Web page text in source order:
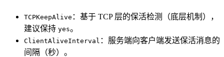
TCPKeepAlive ：基于 TCP 层的保活检测（底层机制），
建议保持 yes。
ClientAliveInterval ：服务端向客户端发送保活消息的
间隔（秒）。